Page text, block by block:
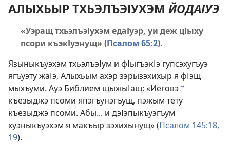
АЛЫХЬЫР ТХЬЭЛЪЭІУХЭМ ЙОДАІУЭ
«Уэращ тхьэлъэІухэм едаІуэр, уи деж цІыху
псори къэкІуэнущ» (Псалом 65:2).
Языныкъуэхэм тхьэлъэІум и фІыгъэкІэ гупсэхугъуэ
ягъуэту жаІэ, Алыхьым ахэр зэрызэхихыр я фІэщ
мыхъуми. Ауэ Библием щыжыІащ: «Иеговэ a
къезыджэ псоми япэгъунэгъущ, пэжым тету
къезыджэ псоми. Абы... и дэІэпыкъуэгъум
хуэныкъуэхэм я макъыр зэхихынущ» (Псалом 145:18,
19).